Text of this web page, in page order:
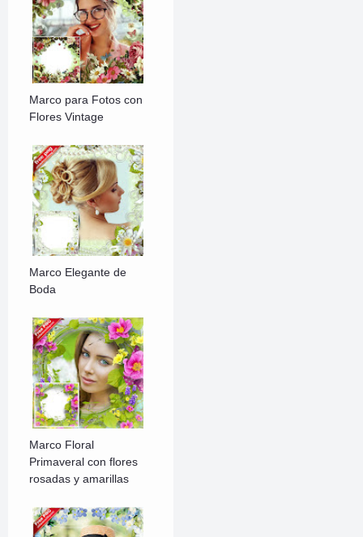
Marco para Fotos con
Flores Vintage
Marco Elegante de
Boda
Marco Floral
Primaveral con flores
rosadas y amarillas